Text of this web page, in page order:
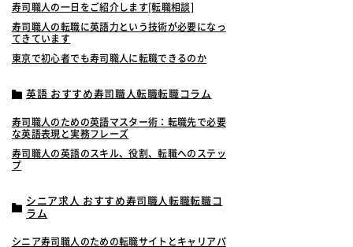
寿司職人の一日をご紹介します[転職相談]
寿司職人の転職に英語力という技術が必要になっ
てきています
東京で初心者でも寿司職人に転職できるのか
英語 おすすめ寿司職人転職転職コラム
寿司職人のための英語マスター術：転職先で必要
な英語表現と実務フレーズ
寿司職人の英語のスキル、役割、転職へのステッ
プ
シニア求人 おすすめ寿司職人転職転職コ
ラム
シニア寿司職人のための転職サイトとキャリアパ